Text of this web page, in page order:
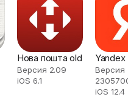
Нова пошта old
Версия 2.09
iOS 6.1
Yandex
Версия
iOS 12.4